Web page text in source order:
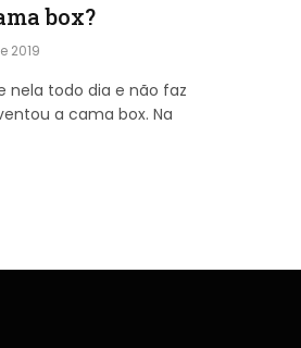
box?
2019
nela todo dia e não faz
a cama box. Na